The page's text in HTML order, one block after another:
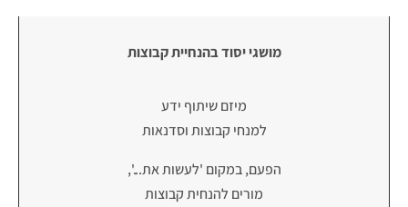
מושגי יסוד בהנחיית קבוצות
מיזם שיתוף ידע
למנחי קבוצות וסדנאות
הפעם, במקום 'לעשות את...',
מורים להנחית קבוצות